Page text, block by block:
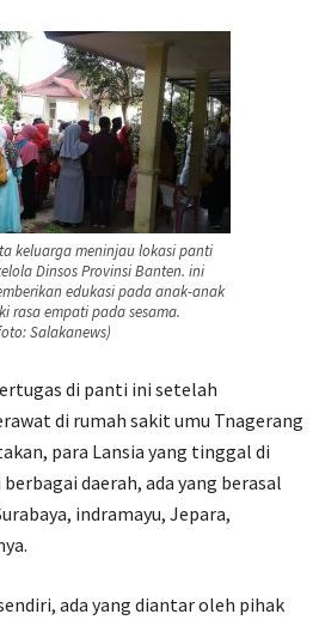
keluarga meninjau lokasi panti
Dinsos Provinsi Banten. ini
edukasi pada anak-anak
rasa empati pada sesama.
Salakanews)
di panti ini setelah
di rumah sakit umu Tnagerang
para Lansia yang tinggal di
daerah, ada yang berasal
indramayu, Jepara,
ada yang diantar oleh pihak